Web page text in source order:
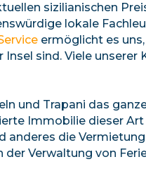
sizilianischen
lokale
ermöglicht es
Insel sind. Viele
und Trapani das
Immobilie dieser
anderes die
der Verwaltung von